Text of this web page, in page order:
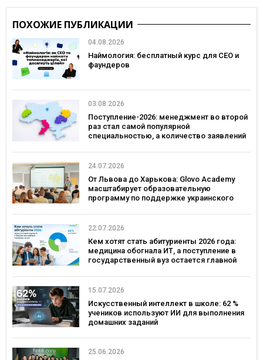
ПОХОЖИЕ ПУБЛИКАЦИИ
04.08.2026
Наймология: бесплатный курс для CEO и
фаундеров
03.08.2026
Поступление-2026: менеджмент во второй
раз стал самой популярной
специальностью, а количество заявлений
24.07.2026
От Львова до Харькова: Glovo Academy
масштабирует образовательную
программу по поддержке украинского
22.07.2026
Кем хотят стать абитуриенты 2026 года:
медицина обогнала ИТ, а поступление в
государственный вуз остается главной
15.07.2026
Искусственный интеллект в школе: 62 %
учеников используют ИИ для выполнения
домашних заданий
25.06.2026